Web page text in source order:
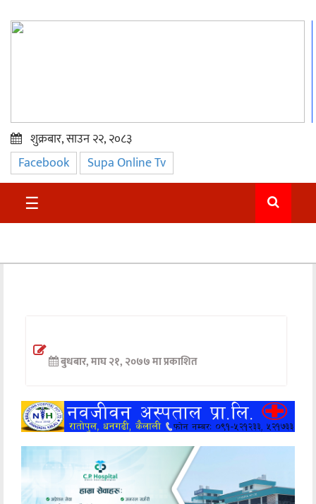
प्रमुख
समाचार
सुदुर
अन्तर्वार्ता
खेलकुद
मनोरञ्जन
अन्य
शुक्रबार, साउन २२, २०८३
Facebook Supa Online Tv
☰
बुधबार, माघ २१, २०७७ मा प्रकाशित